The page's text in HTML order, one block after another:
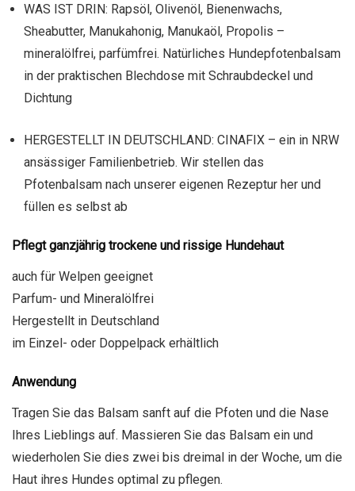
WAS IST DRIN: Rapsöl, Olivenöl, Bienenwachs,
Sheabutter, Manukahonig, Manukaöl, Propolis –
mineralölfrei, parfümfrei. Natürliches Hundepfotenbalsam
in der praktischen Blechdose mit Schraubdeckel und
Dichtung
HERGESTELLT IN DEUTSCHLAND: CINAFIX – ein in NRW
ansässiger Familienbetrieb. Wir stellen das
Pfotenbalsam nach unserer eigenen Rezeptur her und
füllen es selbst ab
Pflegt ganzjährig trockene und rissige Hundehaut
auch für Welpen geeignet
Parfum- und Mineralölfrei
Hergestellt in Deutschland
im Einzel- oder Doppelpack erhältlich
Anwendung
Tragen Sie das Balsam sanft auf die Pfoten und die Nase
Ihres Lieblings auf. Massieren Sie das Balsam ein und
wiederholen Sie dies zwei bis dreimal in der Woche, um die
Haut ihres Hundes optimal zu pflegen.